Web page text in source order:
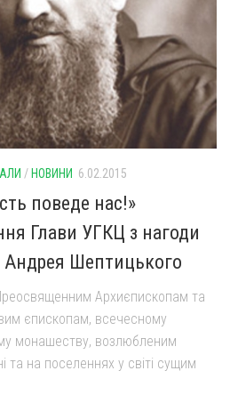
/ НОВИНИ 6.02.2015
поведе нас!»
Глави УГКЦ з нагоди
Шептицького
Архиєпископам та
єпископам, всечесному
монашеству, возлюбленим
та на поселеннях у світі сущим